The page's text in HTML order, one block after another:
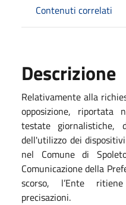
Contenuti correlati
Descrizione
Relativamente alla
opposizione, riportata
testate giornalistiche,
dell'utilizzo dei
nel Comune di
Comunicazione della
scorso, l’Ente
precisazioni.